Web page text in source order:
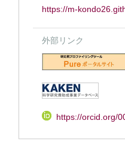
https://m-
外部リンク
https://orcid.org/